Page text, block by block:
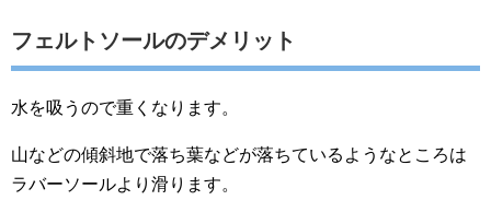
フェルトソールのデメリット
水を吸うので重くなります。
山などの傾斜地で落ち葉などが落ちているようなところは
ラバーソールより滑ります。